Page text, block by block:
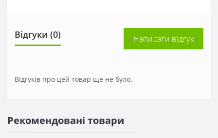
Відгуки (0) Написати відгук
Відгуків про цей товар ще не було.
Рекомендовані товари